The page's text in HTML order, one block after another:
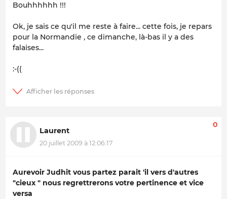
Bouhhhhhh !!!
Ok, je sais ce qu'il me reste à faire... cette fois, je repars
pour la Normandie , ce dimanche, là-bas il y a des
falaises...
:-((
Laurent
20 juillet 2009 à 12:06:17
0
Aurevoir Judhit vous partez parait 'il vers d'autres
"cieux " nous regrettrerons votre pertinence et vice
versa